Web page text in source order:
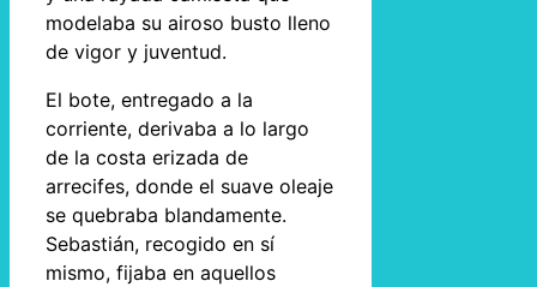
modelaba su airoso busto lleno
de vigor y juventud.
El bote, entregado a la
corriente, derivaba a lo largo
de la costa erizada de
arrecifes, donde el suave oleaje
se quebraba blandamente.
Sebastián, recogido en sí
mismo, fijaba en aquellos